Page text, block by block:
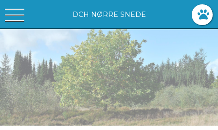
DCH NØRRE SNEDE